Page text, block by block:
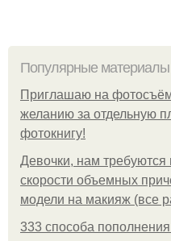
Популярные материалы
Приглашаю на
желанию за отдельную
фотокнигу!
Девочки, нам требуются
скорости объемных
модели на макияж (все
333 способа